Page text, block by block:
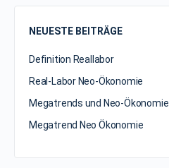
NEUESTE BEITRÄGE
Definition Reallabor
Real-Labor Neo-Ökonomie
Megatrends und Neo-Ökonomie
Megatrend Neo Ökonomie